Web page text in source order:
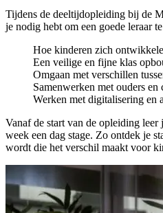
Tijdens de deeltijdopleiding bij de
je nodig hebt om een goede leraar
Hoe kinderen zich
Een veilige en fijne klas
Omgaan met verschillen
Samenwerken met ouders en
Werken met digitalisering en
Vanaf de start van de opleiding
week een dag stage. Zo ontdek je
wordt die het verschil maakt voor